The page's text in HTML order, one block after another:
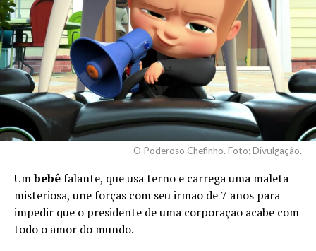
O Poderoso Chefinho. Foto: Divulgação.
Umbebêfalante, que usa terno e carrega uma maleta
misteriosa, une forças com seu irmão de 7 anos para
impedir que o presidente de uma corporação acabe com
todo o amor do mundo.